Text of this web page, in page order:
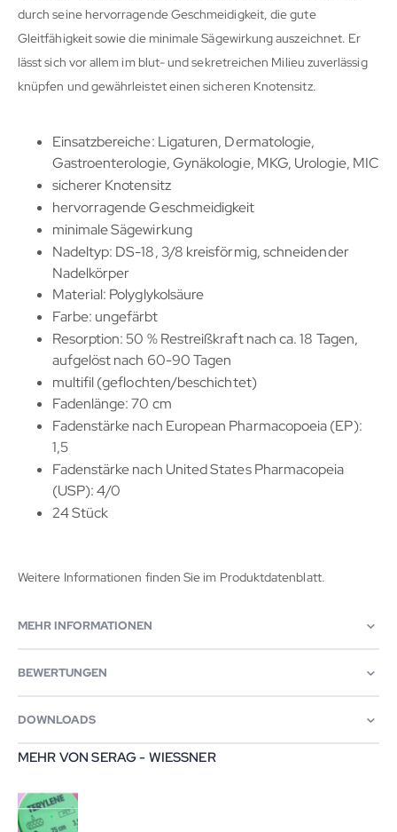
durch seine hervorragende Geschmeidigkeit, die gute
Gleitfähigkeit sowie die minimale Sägewirkung auszeichnet. Er
lässt sich vor allem im blut- und sekretreichen Milieu zuverlässig
knüpfen und gewährleistet einen sicheren Knotensitz.
Einsatzbereiche: Ligaturen, Dermatologie,
Gastroenterologie, Gynäkologie, MKG, Urologie, MIC
sicherer Knotensitz
hervorragende Geschmeidigkeit
minimale Sägewirkung
Nadeltyp: DS-18, 3/8 kreisförmig, schneidender
Nadelkörper
Material: Polyglykolsäure
Farbe: ungefärbt
Resorption: 50 % Restreißkraft nach ca. 18 Tagen,
aufgelöst nach 60-90 Tagen
multifil (geflochten/beschichtet)
Fadenlänge: 70 cm
Fadenstärke nach European Pharmacopoeia (EP):
1,5
Fadenstärke nach United States Pharmacopeia
(USP): 4/0
24 Stück
Weitere Informationen finden Sie im Produktdatenblatt.
MEHR INFORMATIONEN
BEWERTUNGEN
DOWNLOADS
MEHR VON SERAG - WIESSNER